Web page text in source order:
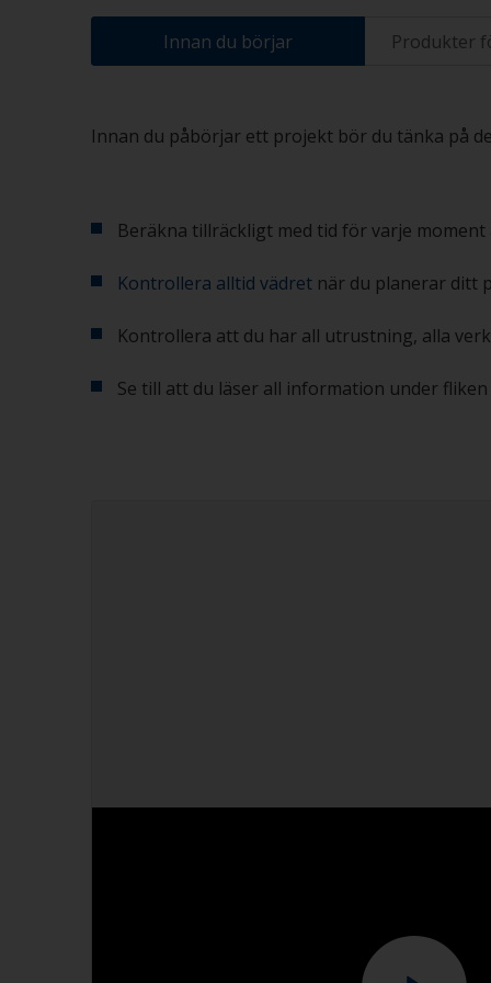
Innan du börjar Produkter
Innan du påbörjar ett projekt bör du tänka på
Beräkna tillräckligt med tid för varje
Kontrollera alltid vädret när du planerar ditt
Kontrollera att du har all utrustning, alla
Se till att du läser all information under